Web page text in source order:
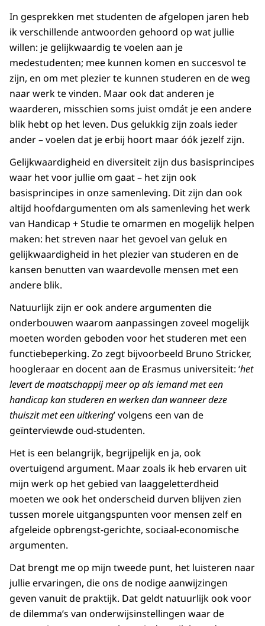
In gesprekken met studenten de afgelopen jaren heb
ik verschillende antwoorden gehoord op wat jullie
willen: je gelijkwaardig te voelen aan je
medestudenten; mee kunnen komen en succesvol te
zijn, en om met plezier te kunnen studeren en de weg
naar werk te vinden. Maar ook dat anderen je
waarderen, misschien soms juist omdát je een andere
blik hebt op het leven. Dus gelukkig zijn zoals ieder
ander – voelen dat je erbij hoort maar óók jezelf zijn.
Gelijkwaardigheid en diversiteit zijn dus basisprincipes
waar het voor jullie om gaat – het zijn ook
basisprincipes in onze samenleving. Dit zijn dan ook
altijd hoofdargumenten om als samenleving het werk
van Handicap + Studie te omarmen en mogelijk helpen
maken: het streven naar het gevoel van geluk en
gelijkwaardigheid in het plezier van studeren en de
kansen benutten van waardevolle mensen met een
andere blik.
Natuurlijk zijn er ook andere argumenten die
onderbouwen waarom aanpassingen zoveel mogelijk
moeten worden geboden voor het studeren met een
functiebeperking. Zo zegt bijvoorbeeld Bruno Stricker,
hoogleraar en docent aan de Erasmus universiteit: ‘het
levert de maatschappij meer op als iemand met een
handicap kan studeren en werken dan wanneer deze
thuiszit met een uitkering’ volgens een van de
geïnterviewde oud-studenten.
Het is een belangrijk, begrijpelijk en ja, ook
overtuigend argument. Maar zoals ik heb ervaren uit
mijn werk op het gebied van laaggeletterdheid
moeten we ook het onderscheid durven blijven zien
tussen morele uitgangspunten voor mensen zelf en
afgeleide opbrengst-gerichte, sociaal-economische
argumenten.
Dat brengt me op mijn tweede punt, het luisteren naar
jullie ervaringen, die ons de nodige aanwijzingen
geven vanuit de praktijk. Dat geldt natuurlijk ook voor
de dilemma’s van onderwijsinstellingen waar de